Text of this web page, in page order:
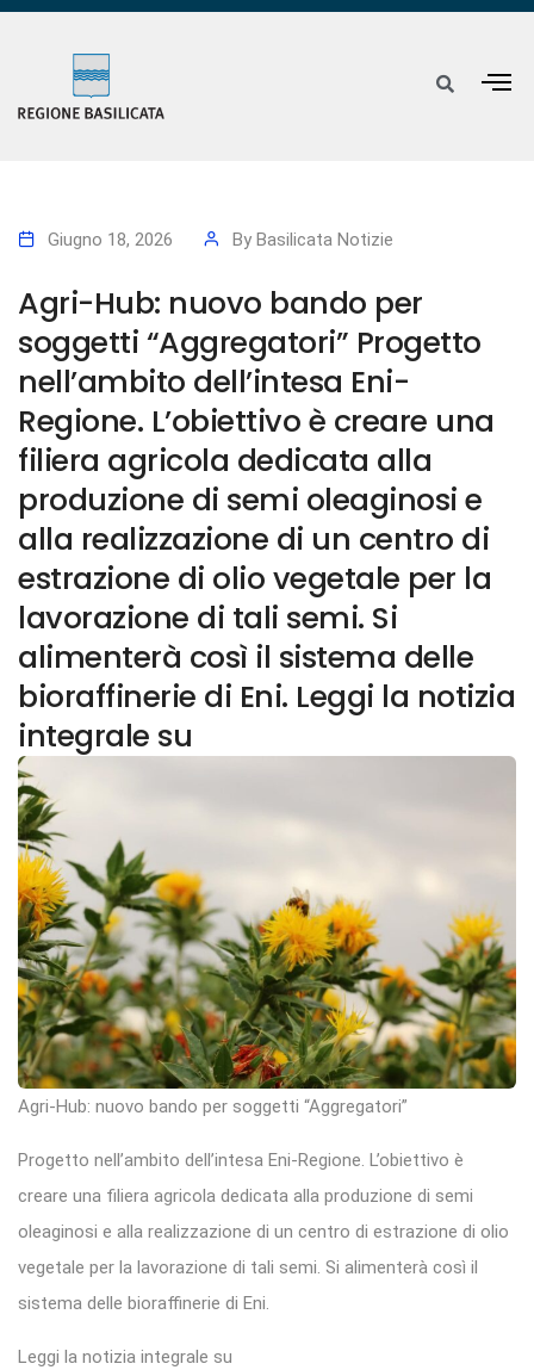
Giugno 18, 2026 By Basilicata Notizie
Agri-Hub: nuovo bando per
soggetti “Aggregatori” Progetto
nell’ambito dell’intesa Eni-
Regione. L’obiettivo è creare una
filiera agricola dedicata alla
produzione di semi oleaginosi e
alla realizzazione di un centro di
estrazione di olio vegetale per la
lavorazione di tali semi. Si
alimenterà così il sistema delle
bioraffinerie di Eni. Leggi la notizia
integrale su
Agri-Hub: nuovo bando per soggetti “Aggregatori”
Progetto nell’ambito dell’intesa Eni-Regione. L’obiettivo è
creare una filiera agricola dedicata alla produzione di semi
oleaginosi e alla realizzazione di un centro di estrazione di olio
vegetale per la lavorazione di tali semi. Si alimenterà così il
sistema delle bioraffinerie di Eni.
Leggi la notizia integrale su